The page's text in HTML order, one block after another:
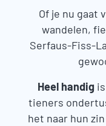
Of je nu gaat
wandelen,
Serfaus-Fiss-
Heel handig
tieners
het naar hun